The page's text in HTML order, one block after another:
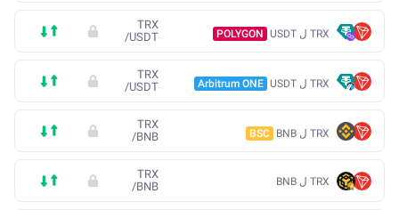
TRX ل USDT POLYGON
TRX
/USDT
TRX ل USDT Arbitrum ONE
TRX
/USDT
TRX ل BNB BSC
TRX
/BNB
TRX ل BNB
TRX
/BNB